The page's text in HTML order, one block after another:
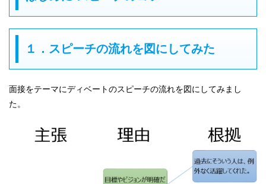
１．スピーチの流れを図にしてみた
面接をテーマにディベートのスピーチの流れを図にしてみまし
た。